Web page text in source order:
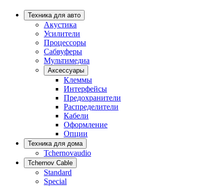
Техника для авто
Акустика
Усилители
Процессоры
Сабвуферы
Мультимедиа
Аксессуары
Клеммы
Интерфейсы
Предохранители
Распределители
Кабели
Оформление
Опции
Техника для дома
Tchernovaudio
Tchernov Cable
Standard
Special